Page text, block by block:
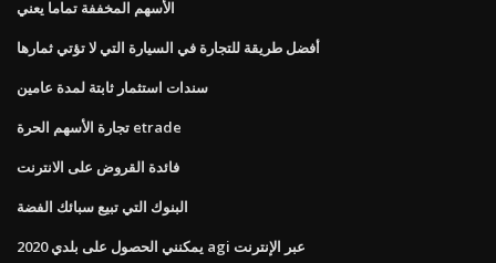
الأسهم المخففة تماما يعني
أفضل طريقة للتجارة في السيارة التي لا تؤتي ثمارها
سندات استثمار ثابتة لمدة عامين
تجارة الأسهم الحرة etrade
فائدة القروض على الانترنت
البنوك التي تبيع سبائك الفضة
يمكنني الحصول على بلدي 2020 agi عبر الإنترنت